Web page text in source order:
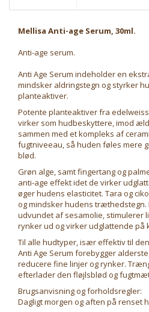
Mellisa Anti-age Serum, 30ml.
Anti-age serum.
Anti Age Serum indeholder en
mindsker aldringstegn og styrker
planteaktiver.
Potente planteaktiver fra
virker som hudbeskyttere, imod
sammen med et kompleks af
fugtniveeau, så huden føles mere
blød.
Grøn alge, samt fingertang og
anti-age effekt idet de virker
øger hudens elasticitet. Tara og
og mindsker hudens træthedstegn.
udvundet af sesamolie, stimulerer
rynker ud og virker udglattende på
Til alle hudtyper, især effektiv til
Anti Age Serum forebygger
reducere fine linjer og rynker.
efterlader den fløjlsblød og
Brugsanvisning og forholdsregler:
Dagligt morgen og aften på renset